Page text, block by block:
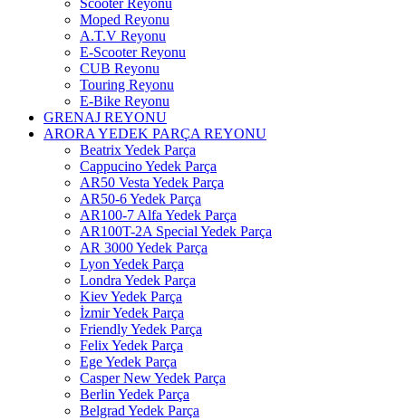
Moped Reyonu
A.T.V Reyonu
E-Scooter Reyonu
CUB Reyonu
Touring Reyonu
E-Bike Reyonu
GRENAJ REYONU
ARORA YEDEK PARÇA REYONU
Beatrix Yedek Parça
Cappucino Yedek Parça
AR50 Vesta Yedek Parça
AR50-6 Yedek Parça
AR100-7 Alfa Yedek Parça
AR100T-2A Special Yedek Parça
AR 3000 Yedek Parça
Lyon Yedek Parça
Londra Yedek Parça
Kiev Yedek Parça
İzmir Yedek Parça
Friendly Yedek Parça
Felix Yedek Parça
Ege Yedek Parça
Casper New Yedek Parça
Berlin Yedek Parça
Belgrad Yedek Parça